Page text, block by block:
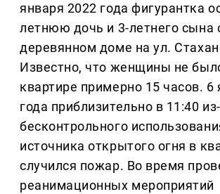
января 2022 года фигурантка
летнюю дочь и 3-летнего сына
деревянном доме на ул.
Известно, что женщины не
квартире примерно 15 часов. 6
года приблизительно в 11:40
бесконтрольного
источника открытого огня в
случился пожар. Во время
реанимационных мероприятий